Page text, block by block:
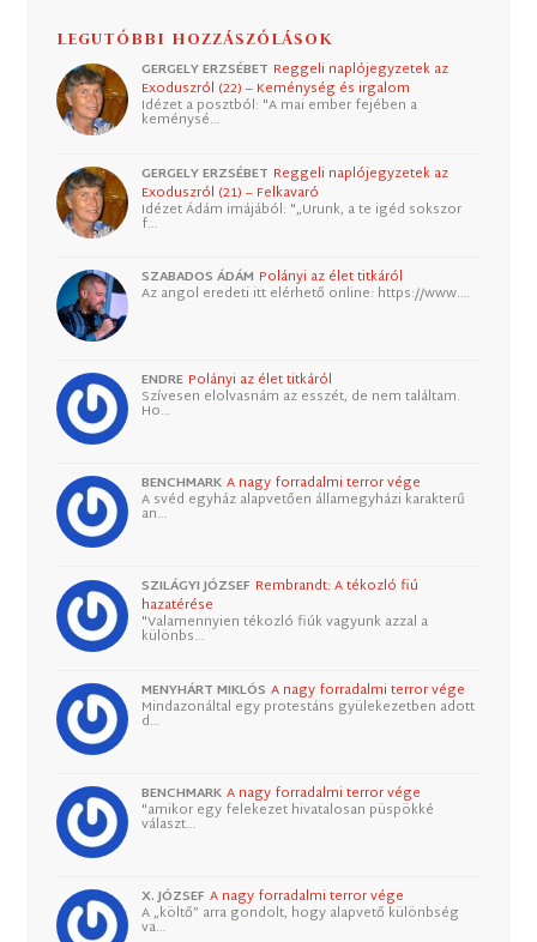
LEGUTÓBBI HOZZÁSZÓLÁSOK
GERGELY ERZSÉBET Reggeli naplójegyzetek az
Exoduszról (22) – Keménység és irgalom
Idézet a posztból: "A mai ember fejében a
keménysé…
GERGELY ERZSÉBET Reggeli naplójegyzetek az
Exoduszról (21) – Felkavaró
Idézet Ádám imájából: "„Urunk, a te igéd sokszor
f…
SZABADOS ÁDÁM Polányi az élet titkáról
Az angol eredeti itt elérhető online: https://www.…
ENDRE Polányi az élet titkáról
Szívesen elolvasnám az esszét, de nem találtam.
Ho…
BENCHMARK A nagy forradalmi terror vége
A svéd egyház alapvetően államegyházi karakterű
an…
SZILÁGYI JÓZSEF Rembrandt: A tékozló fiú
hazatérése
"Valamennyien tékozló fiúk vagyunk azzal a
különbs…
MENYHÁRT MIKLÓS A nagy forradalmi terror vége
Mindazonáltal egy protestáns gyülekezetben adott
d…
BENCHMARK A nagy forradalmi terror vége
"amikor egy felekezet hivatalosan püspökké
választ…
X. JÓZSEF A nagy forradalmi terror vége
A „költő” arra gondolt, hogy alapvető különbség
va…